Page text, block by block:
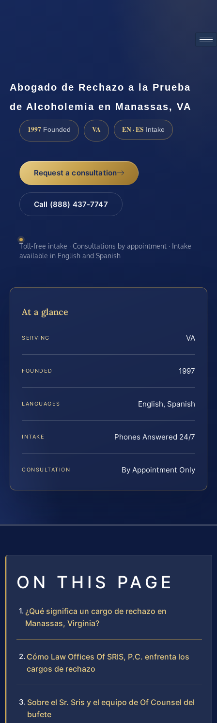
Abogado de Rechazo a la Prueba
de Alcoholemia en Manassas, VA
1997 Founded VA EN · ES Intake
Request a consultation
Call (888) 437-7747
Toll-free intake · Consultations by appointment · Intake
available in English and Spanish
At a glance
SERVING VA
FOUNDED 1997
LANGUAGES English, Spanish
INTAKE Phones Answered 24/7
CONSULTATION By Appointment Only
ON THIS PAGE
¿Qué significa un cargo de rechazo en
Manassas, Virginia?
Cómo Law Offices Of SRIS, P.C. enfrenta los
cargos de rechazo
Sobre el Sr. Sris y el equipo de Of Counsel del
bufete